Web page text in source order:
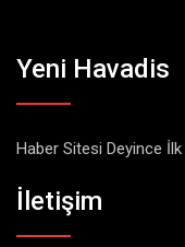
Yeni Havadis
Haber Sitesi Deyince
İletişim